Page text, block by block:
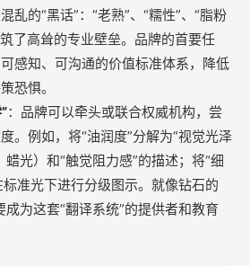
乱的“黑话”：“老熟”、“糯性”、“脂粉
了高耸的专业壁垒。品牌的首要任
感知、可沟通的价值标准体系，降低
恐惧。
：品牌可以牵头或联合权威机构，尝
。例如，将“油润度”分解为“视觉光泽
光）和“触觉阻力感”的描述；将“细
标准光下进行分级图示。就像钻石的
为这套“翻译系统”的提供者和教育